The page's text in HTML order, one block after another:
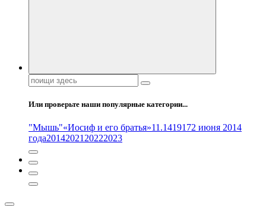
Поиск:
Или проверьте наши популярные категории...
"Мышь"«Иосиф и его братья»11.1419172 июня 2014
года20142021 20222023